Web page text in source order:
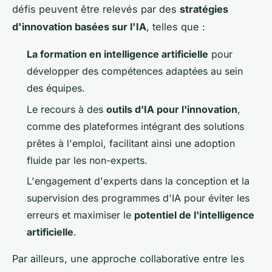
défis peuvent être relevés par des stratégies
d'innovation basées sur l'IA, telles que :
La formation en intelligence artificielle pour
développer des compétences adaptées au sein
des équipes.
Le recours à des outils d'IA pour l'innovation,
comme des plateformes intégrant des solutions
prêtes à l'emploi, facilitant ainsi une adoption
fluide par les non-experts.
L'engagement d'experts dans la conception et la
supervision des programmes d'IA pour éviter les
erreurs et maximiser le potentiel de l'intelligence
artificielle.
Par ailleurs, une approche collaborative entre les